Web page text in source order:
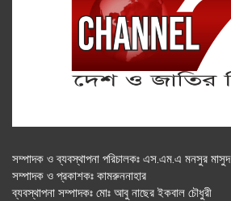
সম্পাদক ও ব্যবস্থাপনা পরিচালকঃ এস.এম.এ মনসুর মাসুদ
সম্পাদক ও প্রকাশকঃ কামরুননাহার
ব্যবস্থাপনা সম্পাদকঃ মোঃ আবু নাছের ইকবাল চৌধুরী